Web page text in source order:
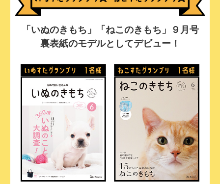
「いぬのきもち」「ねこのきもち」９月号
裏表紙のモデルとしてデビュー！